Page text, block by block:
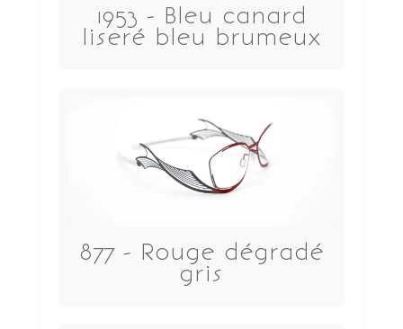
1953 - Bleu canard
liseré bleu brumeux
877 - Rouge dégradé
gris